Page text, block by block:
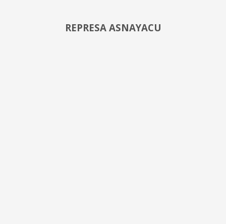
REPRESA ASNAYACU